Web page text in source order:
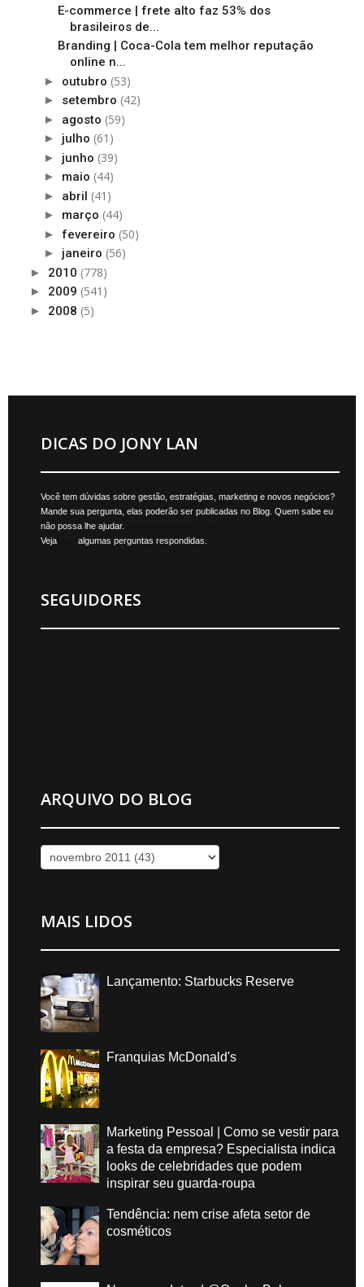
E-commerce | frete alto faz 53% dos
brasileiros de...
Branding | Coca-Cola tem melhor reputação
online n...
► outubro (53)
► setembro (42)
► agosto (59)
► julho (61)
► junho (39)
► maio (44)
► abril (41)
► março (44)
► fevereiro (50)
► janeiro (56)
► 2010 (778)
► 2009 (541)
► 2008 (5)
DICAS DO JONY LAN
Você tem dúvidas sobre gestão, estratégias, marketing e novos negócios?
Mande sua pergunta, elas poderão ser publicadas no Blog. Quem sabe eu
não possa lhe ajudar.
Veja
algumas perguntas respondidas.
SEGUIDORES
ARQUIVO DO BLOG
MAIS LIDOS
Lançamento: Starbucks Reserve
Franquias McDonald's
Marketing Pessoal | Como se vestir para
a festa da empresa? Especialista indica
looks de celebridades que podem
inspirar seu guarda-roupa
Tendência: nem crise afeta setor de
cosméticos